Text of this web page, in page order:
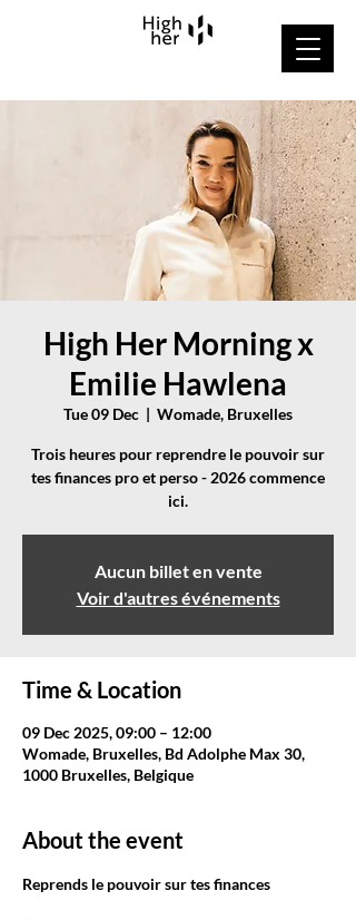
High Her Morning x
Emilie Hawlena
Tue 09 Dec
  |
Womade, Bruxelles
Trois heures pour reprendre le pouvoir sur
tes finances pro et perso - 2026 commence
ici.
Aucun billet en vente
Voir d'autres événements
Time & Location
09 Dec 2025, 09:00 – 12:00
Womade, Bruxelles, Bd Adolphe Max 30,
1000 Bruxelles, Belgique
About the event
Reprends le pouvoir sur tes finances